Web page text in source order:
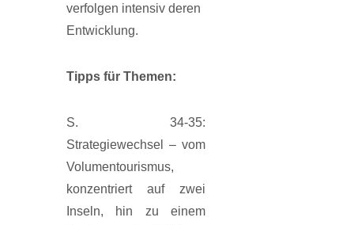
verfolgen intensiv deren
Entwicklung.
Tipps für Themen:
S. 34-35:
Strategiewechsel – vom
Volumentourismus,
konzentriert auf zwei
Inseln, hin zu einem